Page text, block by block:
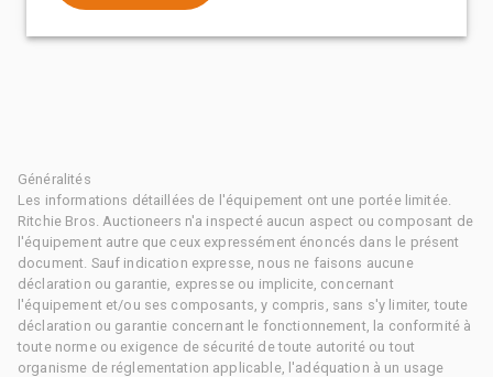
Généralités
Les informations détaillées de l'équipement ont une portée limitée.
Ritchie Bros. Auctioneers n'a inspecté aucun aspect ou composant de
l'équipement autre que ceux expressément énoncés dans le présent
document. Sauf indication expresse, nous ne faisons aucune
déclaration ou garantie, expresse ou implicite, concernant
l'équipement et/ou ses composants, y compris, sans s'y limiter, toute
déclaration ou garantie concernant le fonctionnement, la conformité à
toute norme ou exigence de sécurité de toute autorité ou tout
organisme de réglementation applicable, l'adéquation à un usage